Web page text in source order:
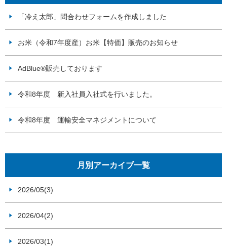
「冷え太郎」問合わせフォームを作成しました
お米（令和7年度産）お米【特価】販売のお知らせ
AdBlue®販売しております
令和8年度 新入社員入社式を行いました。
令和8年度 運輸安全マネジメントについて
月別アーカイブ一覧
2026/05(3)
2026/04(2)
2026/03(1)